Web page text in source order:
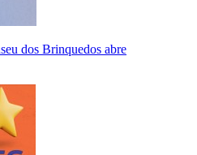
dos Brinquedos abre